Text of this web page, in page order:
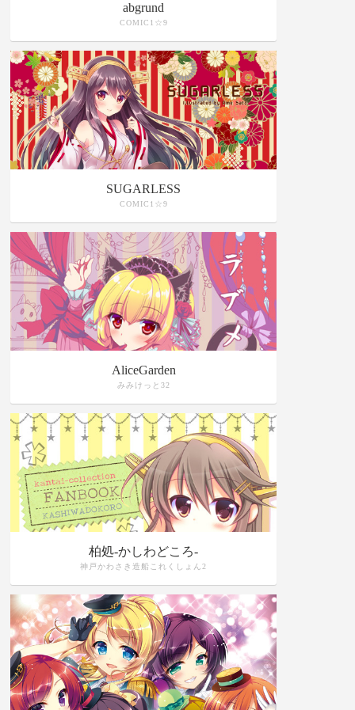
abgrund
COMIC1☆9
SUGARLESS
COMIC1☆9
AliceGarden
みみけっと32
柏処-かしわどころ-
神戸かわさき造船これくしょん2